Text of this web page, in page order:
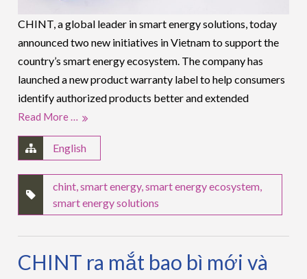
CHINT, a global leader in smart energy solutions, today
announced two new initiatives in Vietnam to support the
country’s smart energy ecosystem. The company has
launched a new product warranty label to help consumers
identify authorized products better and extended
Read More …
English
chint ,smart energy,smart energy ecosystem
smart energy solutions
CHINT ra mắt bao bì mới và